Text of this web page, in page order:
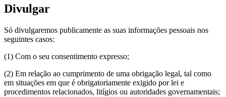
Divulgar
Só divulgaremos publicamente as suas informações pessoais nos
seguintes casos:
(1) Com o seu consentimento expresso;
(2) Em relação ao cumprimento de uma obrigação legal, tal como
em situações em que é obrigatoriamente exigido por lei e
procedimentos relacionados, litígios ou autoridades governamentais;